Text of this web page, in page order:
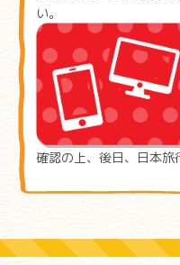
い。
確認の上、後日、日本旅